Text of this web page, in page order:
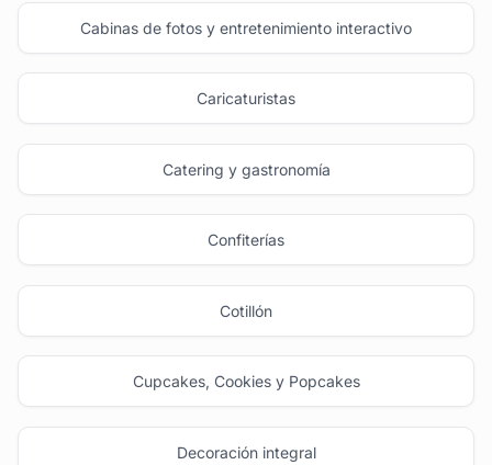
Cabinas de fotos y entretenimiento interactivo
Caricaturistas
Catering y gastronomía
Confiterías
Cotillón
Cupcakes, Cookies y Popcakes
Decoración integral